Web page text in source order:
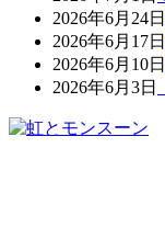
2026年6月24日
2026年6月17日
2026年6月10日
2026年6月3日